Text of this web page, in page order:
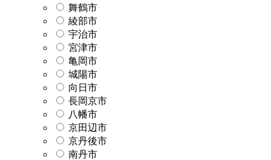
舞鶴市
綾部市
宇治市
宮津市
亀岡市
城陽市
向日市
長岡京市
八幡市
京田辺市
京丹後市
南丹市